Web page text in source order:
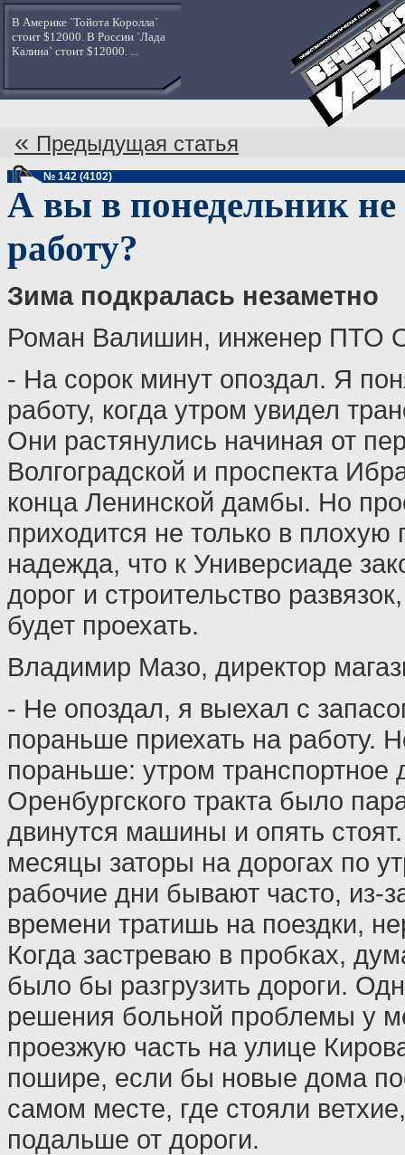
В Америке `Тойота Королла`
стоит $12000. В России `Лада
Калина` стоит $12000. ...
« Предыдущая статья
№ 142 (4102)
А вы в понедельник не
работу?
Зима подкралась незаметно
Роман Валишин, инженер ПТО
- На сорок минут опоздал. Я
работу, когда утром увидел
Они растянулись начиная от
Волгоградской и проспекта
конца Ленинской дамбы. Но
приходится не только в плохую
надежда, что к Универсиаде
дорог и строительство
будет проехать.
Владимир Мазо, директор
- Не опоздал, я выехал с
пораньше приехать на работу.
пораньше: утром транспортное
Оренбургского тракта было
двинутся машины и опять
месяцы заторы на дорогах по
рабочие дни бывают часто, из-
времени тратишь на поездки,
Когда застреваю в пробках,
было бы разгрузить дороги.
решения больной проблемы у
проезжую часть на улице
пошире, если бы новые дома
самом месте, где стояли
подальше от дороги.